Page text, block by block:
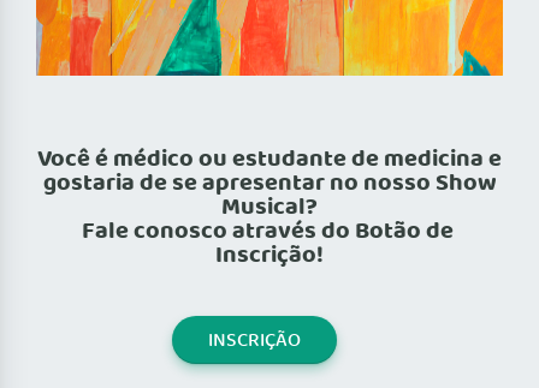
Você é médico ou estudante de medicina e
gostaria de se apresentar no nosso Show
Musical?
Fale conosco através do Botão de
Inscrição!
INSCRIÇÃO